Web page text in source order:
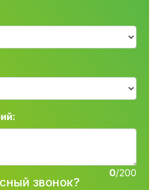
0/200
звонок?